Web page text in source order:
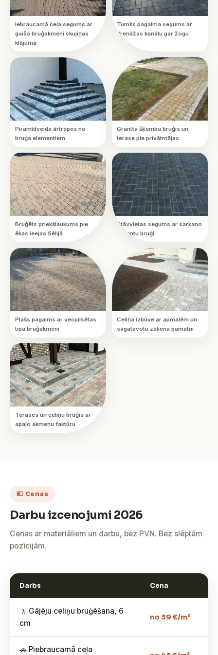
Iebraucamā ceļa segums ar
gaišo bruģakmeni skujiņas
klājumā
Tumšs pagalma segums ar
drenāžas kanālu gar žogu
Piramīdveida ārtrepes no
bruģa elementiem
Granīta šķembu bruģis un
terase pie privātmājas
Bruģēts priekšlaukums pie
ēkas ieejas Sēlijā
Stāvvietas segums ar sarkano
akcentu bruģi
Plašs pagalms ar vecpilsētas
tipa bruģakmeni
Celiņa izbūve ar apmalēm un
sagatavotu zāliena pamatni
Terases un celiņu bruģis ar
apaļo akmeņu faktūru
💶 Cenas
Darbu izcenojumi 2026
Cenas ar materiāliem un darbu, bez PVN. Bez slēptām
pozīcijām.
Darbs Cena
🚶 Gājēju celiņu bruģēšana, 6
cm
no 39 €/m²
🚗 Piebraucamā ceļa